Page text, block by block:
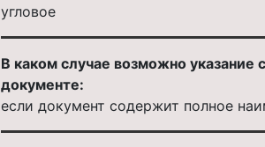
угловое
В каком случае возможно указание
документе:
если документ содержит полное